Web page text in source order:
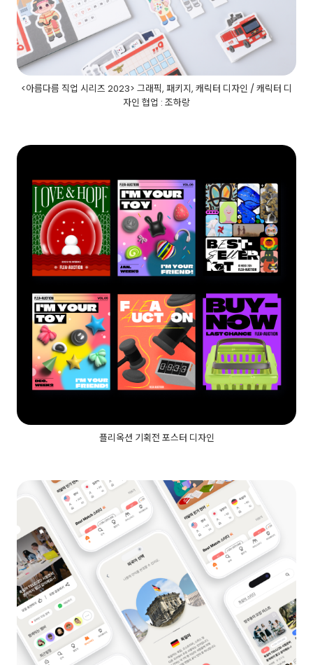
<아름다름 직업 시리즈 2023> 그래픽, 패키지, 캐릭터 디자인 / 캐릭터 디
자인 협업 : 조하랑
플리옥션 기획전 포스터 디자인